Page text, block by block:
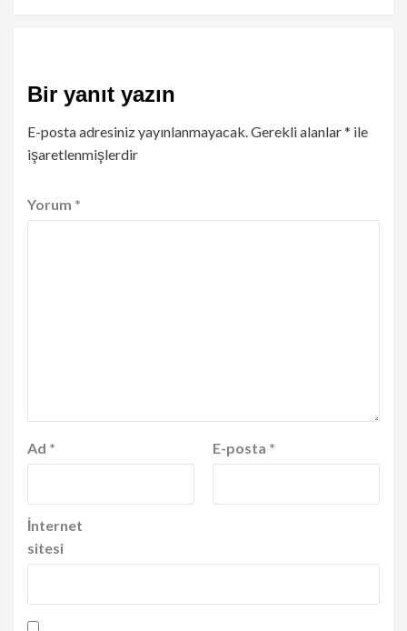
Bir yanıt yazın
E-posta adresiniz yayınlanmayacak. Gerekli alanlar* ile
işaretlenmişlerdir
Yorum *
Ad * E-posta *
İnternet
sitesi